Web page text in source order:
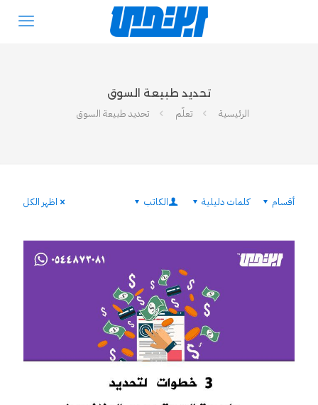
تحديد طبيعة السوق
الرئيسية
تعلّم تحديد طبيعة السوق
أقسام كلمات دليلية الكاتب اظهر الكل